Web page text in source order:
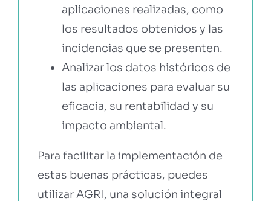
aplicaciones realizadas, como
los resultados obtenidos y las
incidencias que se presenten.
Analizar los datos históricos de
las aplicaciones para evaluar su
eficacia, su rentabilidad y su
impacto ambiental.
Para facilitar la implementación de
estas buenas prácticas, puedes
utilizar AGRI, una solución integral